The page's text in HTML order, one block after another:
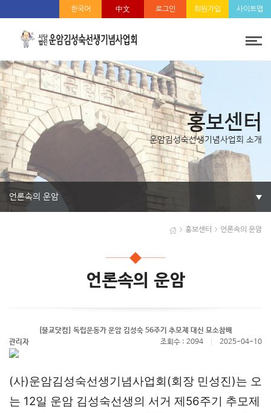
한국어 中文 로그인 회원가입 사이트맵
홍보센터
운암김성숙선생기념사업회 소개
언론속의 운암
홍보센터 언론속의 운암
언론속의 운암
[불교닷컴] 독립운동가 운암 김성숙 56주기 추모제 대신 묘소참배
관리자
조회수 : 2094 2025-04-10
(사)운암김성숙선생기념사업회(회장 민성진)는 오
는 12일 운암 김성숙선생의 서거 제56주기 추모제